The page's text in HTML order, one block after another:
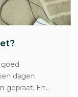
dagen
gepraat. En...